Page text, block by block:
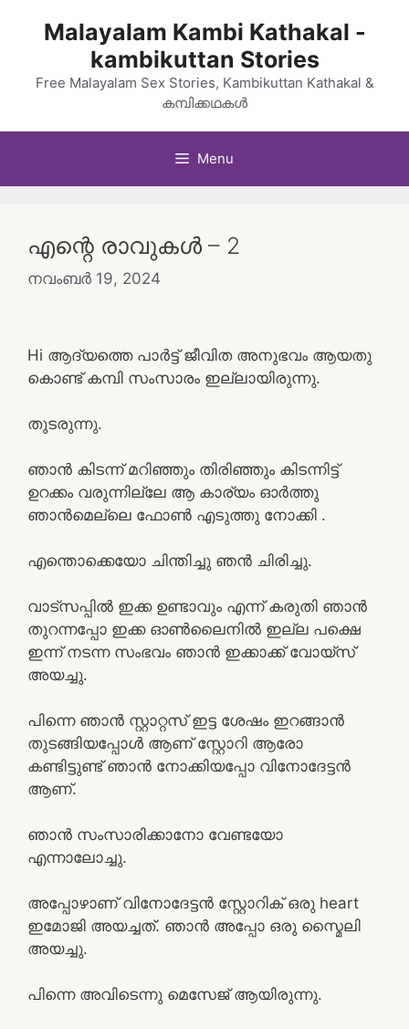
Malayalam Kambi Kathakal -
kambikuttan Stories
Free Malayalam Sex Stories, Kambikuttan Kathakal &
കമ്പിക്കഥകൾ
Menu
എന്റെ രാവുകൾ – 2
നവംബർ 19, 2024
Hi ആദ്യത്തെ പാർട്ട്‌ ജീവിത അനുഭവം ആയതു
കൊണ്ട് കമ്പി സംസാരം ഇല്ലായിരുന്നു.
തുടരുന്നു.
ഞാൻ കിടന്ന് മറിഞ്ഞും തിരിഞ്ഞും കിടന്നിട്ട്
ഉറക്കം വരുന്നില്ലേ ആ കാര്യം ഓർത്തു
ഞാൻമെല്ലെ ഫോൺ എടുത്തു നോക്കി .
എന്തൊക്കെയോ ചിന്തിച്ചു ഞൻ ചിരിച്ചു.
വാട്സപ്പിൽ ഇക്ക ഉണ്ടാവും എന്ന് കരുതി ഞാൻ
തുറന്നപ്പോ ഇക്ക ഓൺലൈനിൽ ഇല്ല പക്ഷെ
ഇന്ന് നടന്ന സംഭവം ഞാൻ ഇക്കാക്ക് വോയ്‌സ്
അയച്ചു.
പിന്നെ ഞാൻ സ്റ്റാറ്റസ് ഇട്ട ശേഷം ഇറങ്ങാൻ
തുടങ്ങിയപ്പോൾ ആണ് സ്റ്റോറി ആരോ
കണ്ടിട്ടുണ്ട് ഞാൻ നോക്കിയപ്പോ വിനോദേട്ടൻ
ആണ്.
ഞാൻ സംസാരിക്കാനോ വേണ്ടയോ
എന്നാലോച്ചു.
അപ്പോഴാണ് വിനോദേട്ടൻ സ്റ്റോറിക് ഒരു heart
ഇമോജി അയച്ചത്. ഞാൻ അപ്പോ ഒരു സ്മൈലി
അയച്ചു.
പിന്നെ അവിടെന്നു മെസേജ് ആയിരുന്നു.